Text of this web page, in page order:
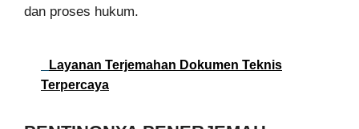
dan proses hukum.
Layanan Terjemahan Dokumen Teknis
Terpercaya